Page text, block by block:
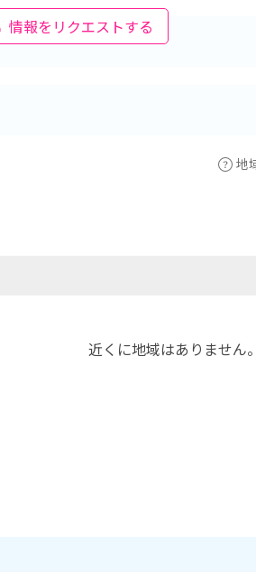
情報をリクエストする
地
近くに地域はありません。